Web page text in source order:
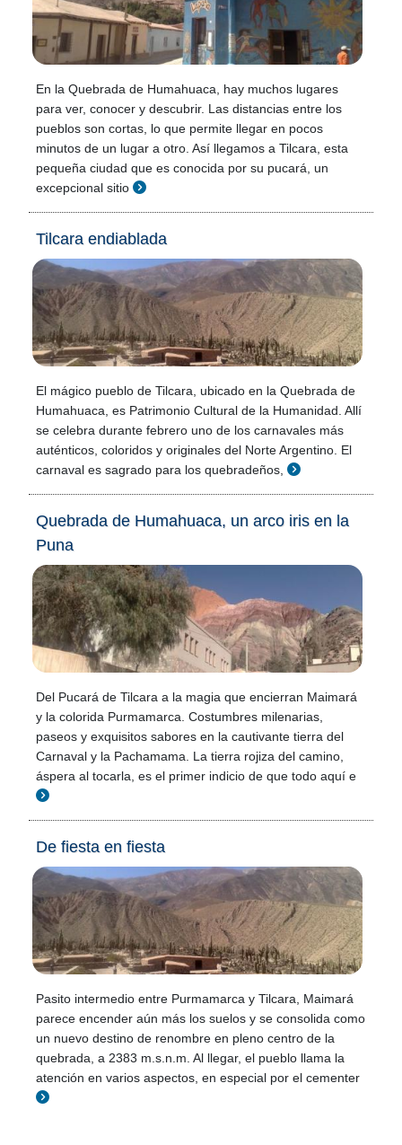
En la Quebrada de Humahuaca, hay muchos lugares
para ver, conocer y descubrir. Las distancias entre los
pueblos son cortas, lo que permite llegar en pocos
minutos de un lugar a otro. Así llegamos a Tilcara, esta
pequeña ciudad que es conocida por su pucará, un
excepcional sitio
Tilcara endiablada
El mágico pueblo de Tilcara, ubicado en la Quebrada de
Humahuaca, es Patrimonio Cultural de la Humanidad. Allí
se celebra durante febrero uno de los carnavales más
auténticos, coloridos y originales del Norte Argentino. El
carnaval es sagrado para los quebradeños,
Quebrada de Humahuaca, un arco iris en la
Puna
Del Pucará de Tilcara a la magia que encierran Maimará
y la colorida Purmamarca. Costumbres milenarias,
paseos y exquisitos sabores en la cautivante tierra del
Carnaval y la Pachamama. La tierra rojiza del camino,
áspera al tocarla, es el primer indicio de que todo aquí e
De fiesta en fiesta
Pasito intermedio entre Purmamarca y Tilcara, Maimará
parece encender aún más los suelos y se consolida como
un nuevo destino de renombre en pleno centro de la
quebrada, a 2383 m.s.n.m. Al llegar, el pueblo llama la
atención en varios aspectos, en especial por el cementer